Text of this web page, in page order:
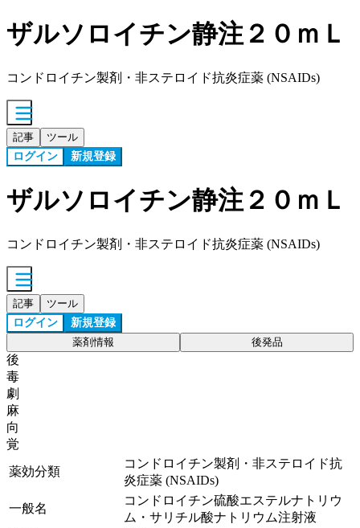
ザルソロイチン静注２０ｍＬ
コンドロイチン製剤・非ステロイド抗炎症薬 (NSAIDs)
記事 ツール
ログイン 新規登録
ザルソロイチン静注２０ｍＬ
コンドロイチン製剤・非ステロイド抗炎症薬 (NSAIDs)
記事 ツール
ログイン 新規登録
薬剤情報 後発品
後
毒
劇
麻
向
覚
薬効分類
コンドロイチン製剤・非ステロイド抗
炎症薬 (NSAIDs)
一般名
コンドロイチン硫酸エステルナトリウ
ム・サリチル酸ナトリウム注射液